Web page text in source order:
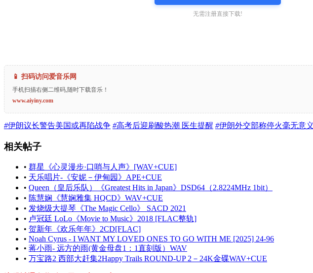
无需注册直接下载!
📱 扫码访问爱音乐网
手机扫描右侧二维码,随时下载音乐！
www.aiyiny.com
#伊朗议长警告美国或再陷战争 #高考后迎刷酸热潮 医生提醒 #伊朗外交部称停火毫无意义
相关帖子
• 群星《心灵漫步·口哨与人声》[WAV+CUE]
• 天乐唱片-《安妮－伊甸园》APE+CUE
• Queen（皇后乐队）《Greatest Hits in Japan》DSD64（2.8224MHz 1bit）
• 陈慧娴《慧娴雅集 HQCD》WAV+CUE
• 发烧级大提琴《The Magic Cello》 SACD 2021
• 卢冠廷 LoLo《Movie to Music》2018 [FLAC整轨]
• 贺新年《欢乐年年》2CD[FLAC]
• Noah Cyrus - I WANT MY LOVED ONES TO GO WITH ME [2025] 24-96
• 蒋小雨- 远方的雨(黄金母盘1：1直刻版）WAV
• 万宝路2 西部大赶集2Happy Trails ROUND-UP 2－24K金碟WAV+CUE